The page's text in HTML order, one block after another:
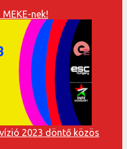
nek!
2023 döntő közös